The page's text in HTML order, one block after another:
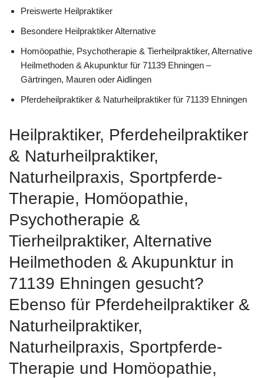
Preiswerte Heilpraktiker
Besondere Heilpraktiker Alternative
‎Homöopathie, ‎Psychotherapie & ‎Tierheilpraktiker, Alternative
Heilmethoden & Akupunktur für 71139 Ehningen –
Gärtringen, Mauren oder Aidlingen
Pferdeheilpraktiker & Naturheilpraktiker für 71139 Ehningen
Heilpraktiker, Pferdeheilpraktiker
& Naturheilpraktiker,
Naturheilpraxis, Sportpferde-
Therapie, ‎Homöopathie,
‎Psychotherapie &
‎Tierheilpraktiker, Alternative
Heilmethoden & Akupunktur in
71139 Ehningen gesucht?
Ebenso für Pferdeheilpraktiker &
Naturheilpraktiker,
Naturheilpraxis, Sportpferde-
Therapie und ‎Homöopathie,